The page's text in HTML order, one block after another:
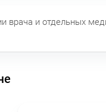
врача и отдельных